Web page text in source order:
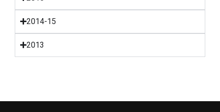
2014-15
2013